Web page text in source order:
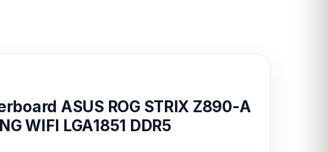
ASUS ROG STRIX Z890-A
WIFI LGA1851 DDR5